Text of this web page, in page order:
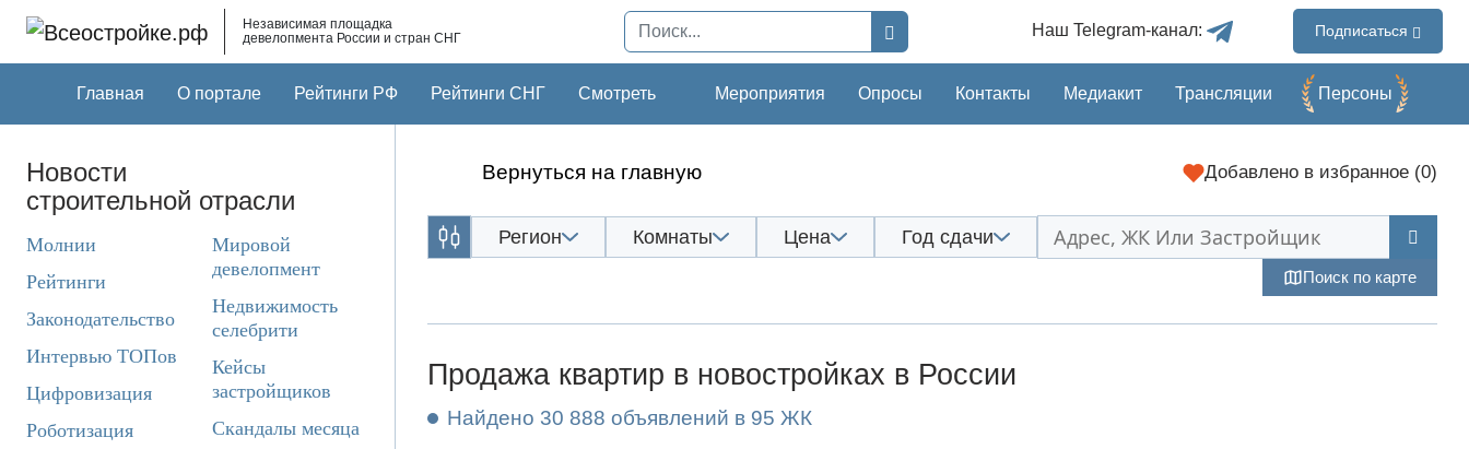
Независимая площадка
девелопмента России и стран СНГ
Наш Telegram-канал: Подписаться
Главная О портале Рейтинги РФ Рейтинги СНГ Смотреть Мероприятия Опросы Контакты Медиакит Трансляции Перcоны
Новости
строительной отрасли
Молнии
Рейтинги
Законодательство
Интервью ТОПов
Цифровизация
Роботизация
Мировой
девелопмент
Недвижимость
селебрити
Кейсы
застройщиков
Скандалы месяца
Вернуться на главную Добавлено в избранное (0)
Регион Комнаты Цена Год сдачи
Поиск по карте
Продажа квартир в новостройках в России
Найдено 30 888 объявлений в 95 ЖК